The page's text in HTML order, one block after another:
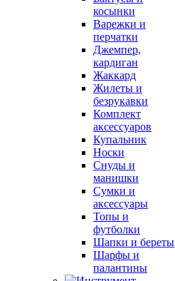
косынки
Варежки и
перчатки
Джемпер,
кардиган
Жаккард
Жилеты и
безрукавки
Комплект
аксессуаров
Купальник
Носки
Снуды и
манишки
Сумки и
аксессуары
Топы и
футболки
Шапки и береты
Шарфы и
палантины